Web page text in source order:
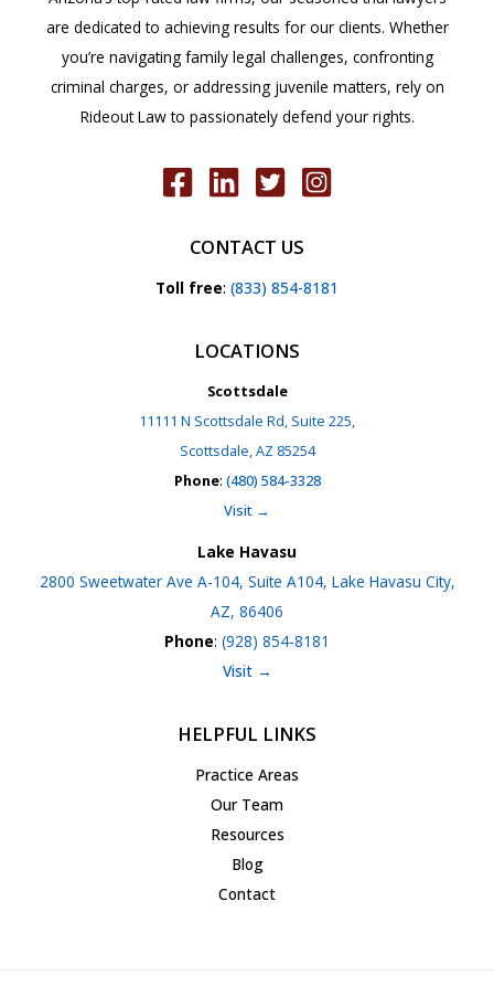
are dedicated to achieving results for our clients. Whether
you’re navigating family legal challenges, confronting
criminal charges, or addressing juvenile matters, rely on
Rideout Law to passionately defend your rights.
CONTACT US
Toll free: (833) 854-8181
LOCATIONS
Scottsdale
11111 N Scottsdale Rd, Suite 225,
Scottsdale, AZ 85254
Phone: (480) 584-3328
Visit →
Lake Havasu
2800 Sweetwater Ave A-104, Suite A104, Lake Havasu City,
AZ, 86406
Phone: (928) 854-8181
Visit →
HELPFUL LINKS
Practice Areas
Our Team
Resources
Blog
Contact